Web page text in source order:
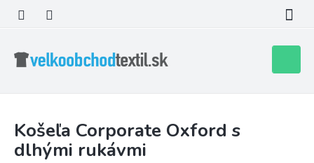
obsah
košík
Košeľa Corporate Oxford s
dlhými rukávmi